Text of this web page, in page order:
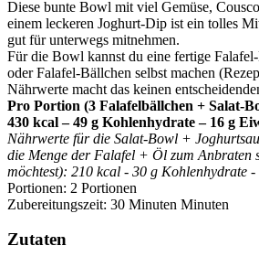
Diese bunte Bowl mit viel Gemüse,
einem leckeren Joghurt-Dip ist ein tolles
gut für unterwegs mitnehmen.
Für die Bowl kannst du eine fertige
oder Falafel-Bällchen selbst machen
Nährwerte macht das keinen
Pro Portion (3 Falafelbällchen + Salat-
430 kcal – 49 g Kohlenhydrate – 16 g
Nährwerte für die Salat-Bowl +
die Menge der Falafel + Öl zum Anbraten
möchtest): 210 kcal - 30 g Kohlenhydrate
Portionen: 2 Portionen
Zubereitungszeit: 30 Minuten Minuten
Zutaten